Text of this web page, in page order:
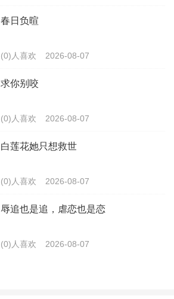
春日负暄
(0)人喜欢 2026-08-07
求你别咬
(0)人喜欢 2026-08-07
白莲花她只想救世
(0)人喜欢 2026-08-07
辱追也是追，虐恋也是恋
(0)人喜欢 2026-08-07